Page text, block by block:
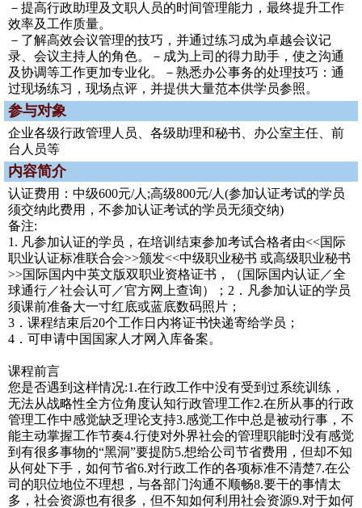
－提高行政助理及文职人员的时间管理能力，最终提升工作
效率及工作质量。
－了解高效会议管理的技巧，并通过练习成为卓越会议记
录、会议主持人的角色。－成为上司的得力助手，使之沟通
及协调等工作更加专业化。－熟悉办公事务的处理技巧：通
过现场练习，现场点评，并提供大量范本供学员参照。
参与对象
企业各级行政管理人员、各级助理和秘书、办公室主任、前
台人员等
内容简介
认证费用：中级600元/人;高级800元/人(参加认证考试的学员
须交纳此费用，不参加认证考试的学员无须交纳)
备注:
1. 凡参加认证的学员，在培训结束参加考试合格者由<<国际
职业认证标准联合会>>颁发<<中级职业秘书 或高级职业秘书
>>国际国内中英文版双职业资格证书，（国际国内认证／全
球通行／社会认可／官方网上查询）；2．凡参加认证的学员
须课前准备大一寸红底或蓝底数码照片；
3．课程结束后20个工作日内将证书快递寄给学员；
4．可申请中国国家人才网入库备案。
课程前言
您是否遇到这样情况:1.在行政工作中没有受到过系统训练，
无法从战略性全方位角度认知行政管理工作2.在所从事的行政
管理工作中感觉缺乏理论支持3.感觉工作中总是被动行事，不
能主动掌握工作节奏4.行使对外界社会的管理职能时没有感觉
到有很多事物的“黑洞”要提防5.想给公司节省费用，但却不知
从何处下手，如何节省6.对行政工作的各项标准不清楚7.在公
司的职位地位不理想，与各部门沟通不顺畅8.要干的事情太
多，社会资源也有很多，但不知如何利用社会资源9.对于如何